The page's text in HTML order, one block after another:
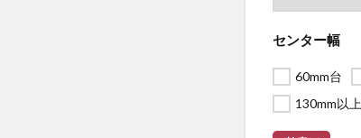
センター幅
60mm台
130mm以上